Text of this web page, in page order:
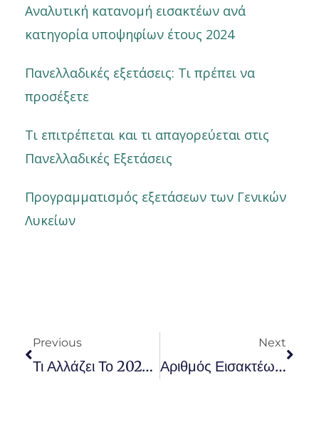
Αναλυτική κατανομή εισακτέων ανά
κατηγορία υποψηφίων έτους 2024
Πανελλαδικές εξετάσεις: Τι πρέπει να
προσέξετε
Τι επιτρέπεται και τι απαγορεύεται στις
Πανελλαδικές Εξετάσεις
Προγραμματισμός εξετάσεων των Γενικών
Λυκείων
Previous
Τι Αλλάζει Το 2023 Στο Λύκειο Και Τις Πανελλαδικές
Next
Αριθμός Εισακτέων Στο Λιμενικό